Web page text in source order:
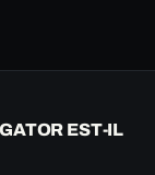
EST-IL